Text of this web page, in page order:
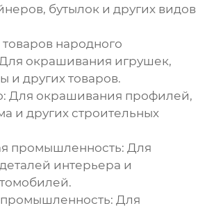
бутылок и других видов
народного
окрашивания игрушек,
и других товаров.
Для окрашивания профилей,
и других строительных
промышленность: Для
интерьера и
Для